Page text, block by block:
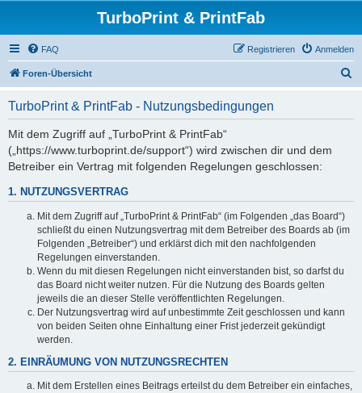
TurboPrint & PrintFab
FAQ Anmelden
Registrieren
Foren-Übersicht
TurboPrint & PrintFab - Nutzungsbedingungen
Mit dem Zugriff auf „TurboPrint & PrintFab“
(„https://www.turboprint.de/support“) wird zwischen dir und dem
Betreiber ein Vertrag mit folgenden Regelungen geschlossen:
1. NUTZUNGSVERTRAG
Mit dem Zugriff auf „TurboPrint & PrintFab“ (im Folgenden „das Board“)
schließt du einen Nutzungsvertrag mit dem Betreiber des Boards ab (im
Folgenden „Betreiber“) und erklärst dich mit den nachfolgenden
Regelungen einverstanden.
Wenn du mit diesen Regelungen nicht einverstanden bist, so darfst du
das Board nicht weiter nutzen. Für die Nutzung des Boards gelten
jeweils die an dieser Stelle veröffentlichten Regelungen.
Der Nutzungsvertrag wird auf unbestimmte Zeit geschlossen und kann
von beiden Seiten ohne Einhaltung einer Frist jederzeit gekündigt
werden.
2. EINRÄUMUNG VON NUTZUNGSRECHTEN
Mit dem Erstellen eines Beitrags erteilst du dem Betreiber ein einfaches,